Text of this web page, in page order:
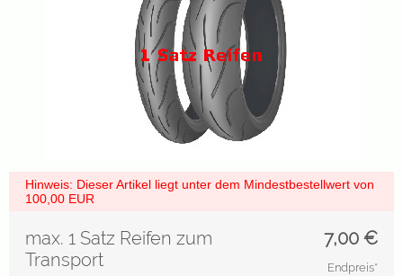
Hinweis: Dieser Artikel liegt unter dem Mindestbestellwert von
100,00 EUR
7,00 €
max. 1 Satz Reifen zum
Transport
Endpreis*